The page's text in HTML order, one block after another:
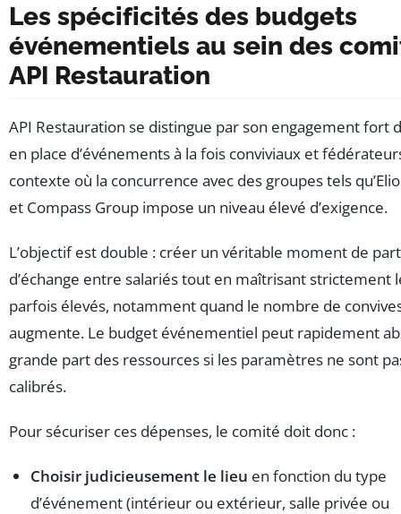
Les spécificités des budgets
événementiels au sein des
API Restauration
API Restauration se distingue par son engagement fort
en place d’événements à la fois conviviaux et
contexte où la concurrence avec des groupes tels
et Compass Group impose un niveau élevé d’exigence.
L’objectif est double : créer un véritable moment de
d’échange entre salariés tout en maîtrisant strictement
parfois élevés, notamment quand le nombre de
augmente. Le budget événementiel peut rapidement
grande part des ressources si les paramètres ne sont
calibrés.
Pour sécuriser ces dépenses, le comité doit donc :
Choisir judicieusement le lieu en fonction du type
d’événement (intérieur ou extérieur, salle privée ou